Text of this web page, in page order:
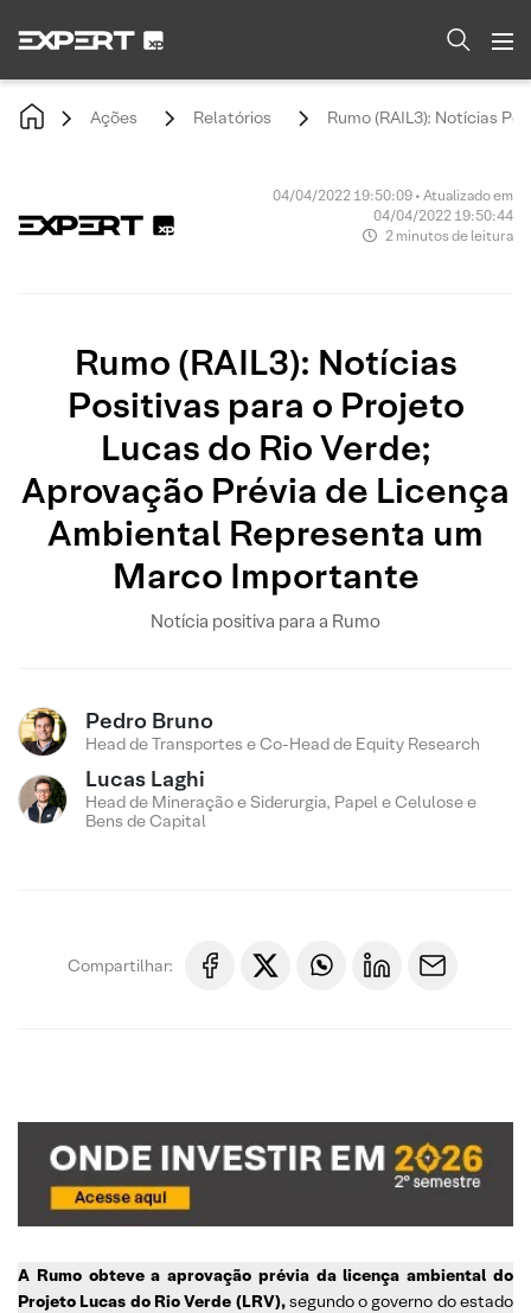
Ações Relatórios Rumo (RAIL3): Notícias
04/04/2022 19:50:09 • Atualizado em
04/04/2022 19:50:44
2 minutos de leitura
Rumo (RAIL3): Notícias
Positivas para o Projeto
Lucas do Rio Verde;
Aprovação Prévia de Licença
Ambiental Representa um
Marco Importante
Notícia positiva para a Rumo
Pedro Bruno
Head de Transportes e Co-Head de Equity Research
Lucas Laghi
Head de Mineração e Siderurgia, Papel e Celulose e
Bens de Capital
Compartilhar:
A Rumo obteve a aprovação prévia da licença ambiental do
Projeto Lucas do Rio Verde (LRV),segundo o governo do estado